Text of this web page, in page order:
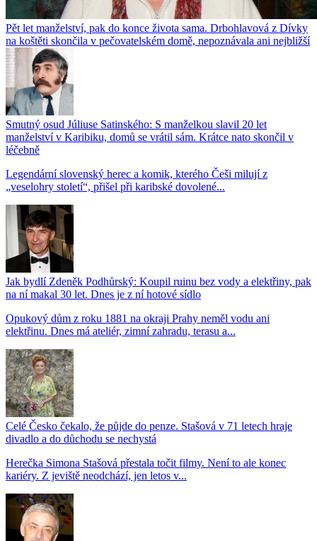
Pět let manželství, pak do konce života sama. Drbohlavová z Dívky
na koštěti skončila v pečovatelském domě, nepoznávala ani nejbližší
Smutný osud Júliuse Satinského: S manželkou slavil 20 let
manželství v Karibiku, domů se vrátil sám. Krátce nato skončil v
léčebně
Legendární slovenský herec a komik, kterého Češi milují z
„veselohry století“, přišel při karibské dovolené...
Jak bydlí Zdeněk Podhůrský: Koupil ruinu bez vody a elektřiny, pak
na ní makal 30 let. Dnes je z ní hotové sídlo
Opukový dům z roku 1881 na okraji Prahy neměl vodu ani
elektřinu. Dnes má ateliér, zimní zahradu, terasu a...
Celé Česko čekalo, že půjde do penze. Stašová v 71 letech hraje
divadlo a do důchodu se nechystá
Herečka Simona Stašová přestala točit filmy. Není to ale konec
kariéry. Z jeviště neodchází, jen letos v...